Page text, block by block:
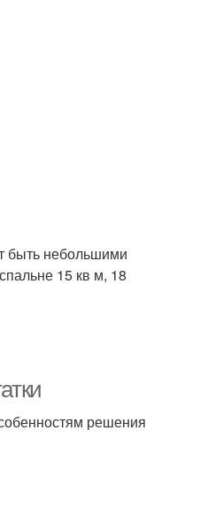
быть небольшими
15 кв м, 18
решения